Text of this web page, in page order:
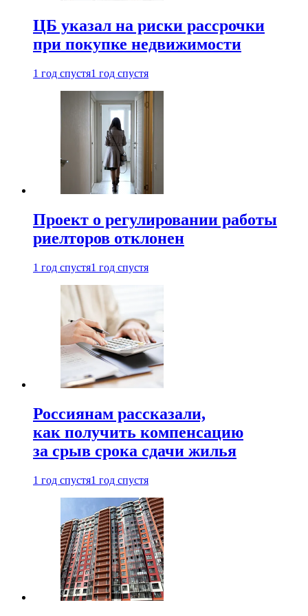
ЦБ указал на риски рассрочки
при покупке недвижимости
1 год спустя1 год спустя
Проект о регулировании работы
риелторов отклонен
1 год спустя1 год спустя
Россиянам рассказали,
как получить компенсацию
за срыв срока сдачи жилья
1 год спустя1 год спустя